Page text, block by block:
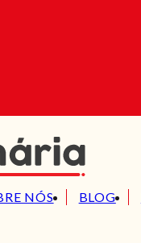
NÓS BLOG